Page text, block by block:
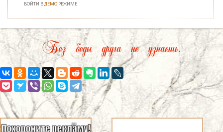
ВОЙТИ ВДЕМО РЕЖИМЕ
Без беды друга не узнаешь.